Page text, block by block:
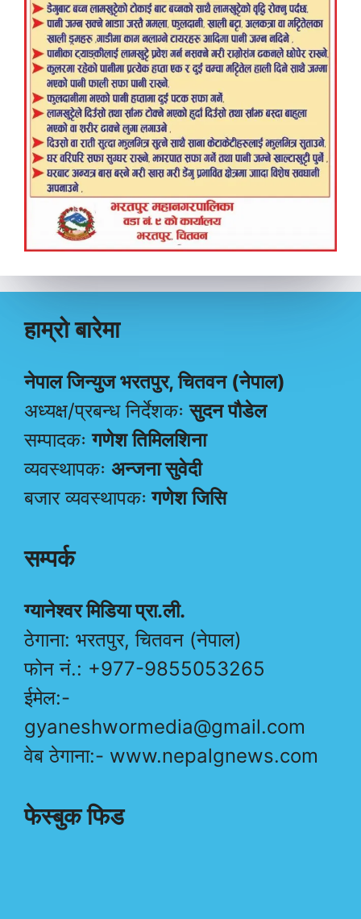
हाम्रो बारेमा
नेपाल जिन्युज भरतपुर, चितवन (नेपाल)
अध्यक्ष/प्रबन्ध निर्देशकःसुदन पौडेल
सम्पादकःगणेश तिमिलशिना
व्यवस्थापकः अन्जना सुवेदी
बजार व्यवस्थापकः गणेश जिसि
सम्पर्क
ग्यानेश्वर मिडिया प्रा.ली.
ठेगाना: भरतपुर, चितवन (नेपाल)
फोन नं.: +977-9855053265
ईमेल:-
gyaneshwormedia@gmail.com
वेब ठेगाना:- www.nepalgnews.com
फेस्बुक फिड